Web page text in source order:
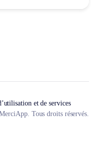
et de services
Tous droits réservés.